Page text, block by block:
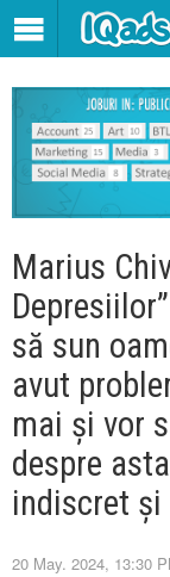
Marius
să sun
avut
mai și vor
despre
indiscret
20 May. 2024, 13:30